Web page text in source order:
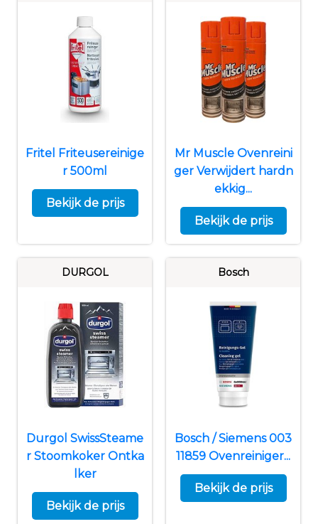
Fritel Friteusereinige
r 500ml
Bekijk de prijs
Mr Muscle Ovenreini
ger Verwijdert hardn
ekkig...
Bekijk de prijs
DURGOL
Durgol SwissSteame
r Stoomkoker Ontka
lker
Bekijk de prijs
Bosch
Bosch / Siemens 003
11859 Ovenreiniger...
Bekijk de prijs